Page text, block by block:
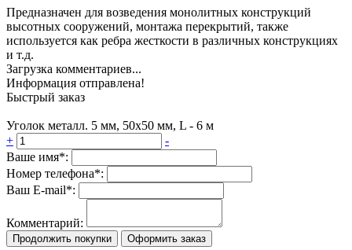
Предназначен для возведения монолитных конструкций
высотных сооружений, монтажа перекрытий, также
используется как ребра жесткости в различных конструкциях
и т.д.
Загрузка комментариев...
Информация отправлена!
Быстрый заказ
Уголок металл. 5 мм, 50х50 мм, L - 6 м
+
-
Ваше имя*:
Номер телефона*:
Ваш E-mail*:
Комментарий:
Продолжить покупки Оформить заказ